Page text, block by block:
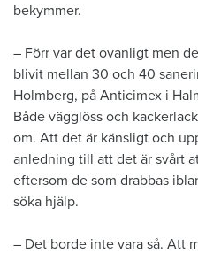
bekymmer.
– Förr var det ovanligt men
blivit mellan 30 och 40
Holmberg, på Anticimex i
Både vägglöss och
om. Att det är känsligt och
anledning till att det är svårt
eftersom de som drabbas
söka hjälp.
– Det borde inte vara så. Att